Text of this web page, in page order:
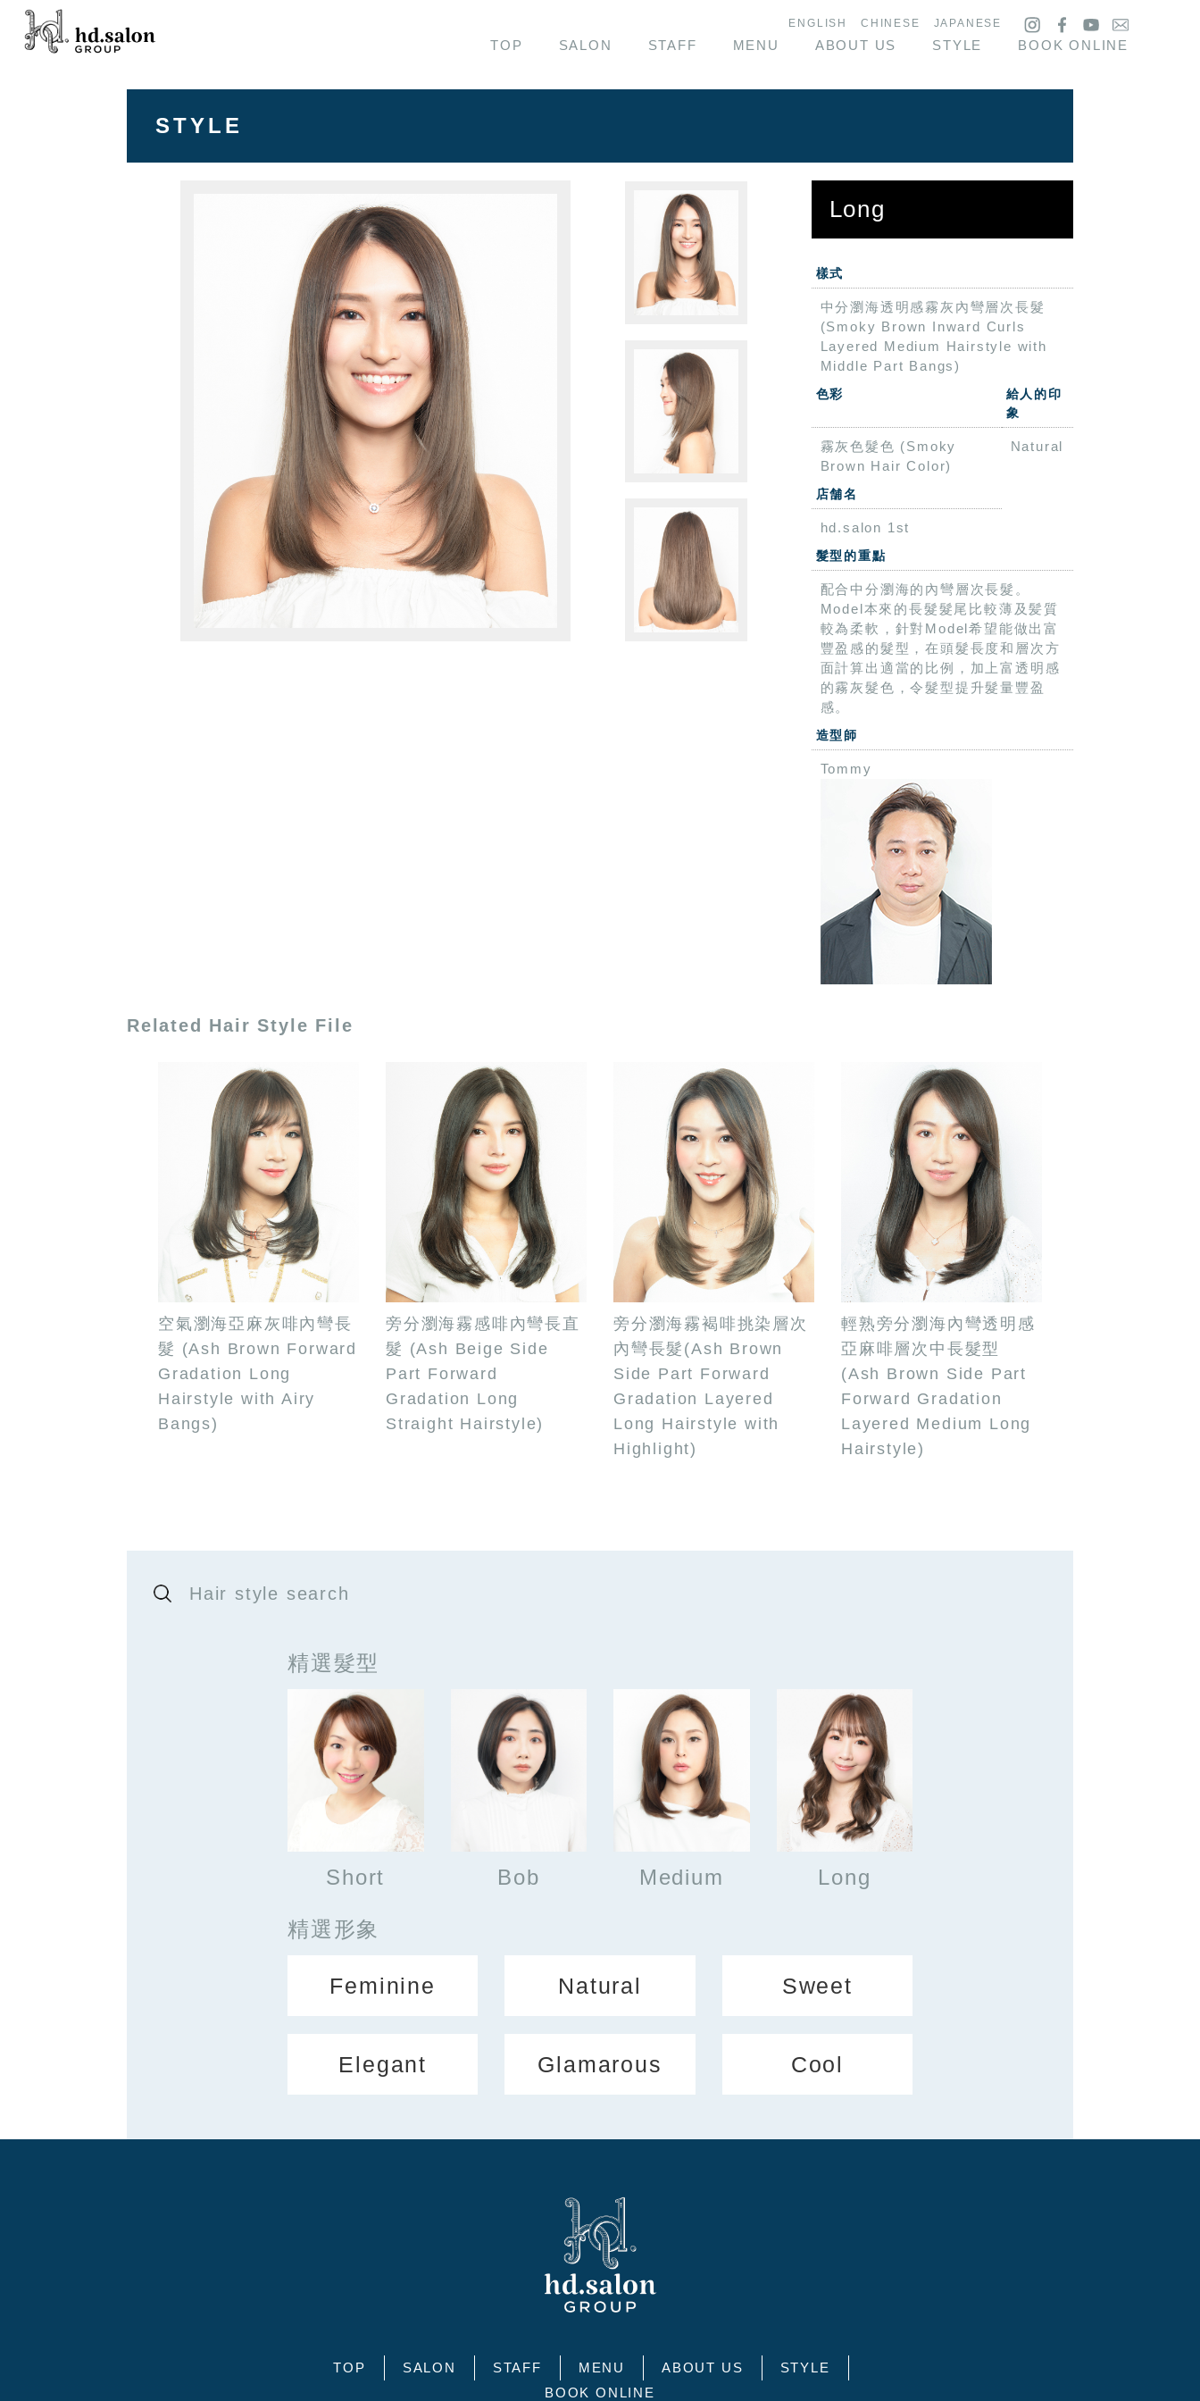
ENGLISH CHINESE JAPANESE
TOP SALON STAFF MENU ABOUT US STYLE BOOK ONLINE
STYLE
Long
樣式
中分瀏海透明感霧灰內彎層次長髮
(Smoky Brown Inward Curls
Layered Medium Hairstyle with
Middle Part Bangs)
色彩
給人的印
象
霧灰色髮色 (Smoky
Brown Hair Color)
Natural
店舗名
hd.salon 1st
髮型的重點
配合中分瀏海的內彎層次長髮。
Model本來的長髮髮尾比較薄及髪質
較為柔軟，針對Model希望能做出富
豐盈感的髮型，在頭髮長度和層次方
面計算出適當的比例，加上富透明感
的霧灰髮色，令髮型提升髮量豐盈
感。
造型師
Tommy
Related Hair Style File
空氣瀏海亞麻灰啡內彎長
髮 (Ash Brown Forward
Gradation Long
Hairstyle with Airy
Bangs)
旁分瀏海霧感啡內彎長直
髮 (Ash Beige Side
Part Forward
Gradation Long
Straight Hairstyle)
旁分瀏海霧褐啡挑染層次
內彎長髮(Ash Brown
Side Part Forward
Gradation Layered
Long Hairstyle with
Highlight)
輕熟旁分瀏海內彎透明感
亞麻啡層次中長髮型
(Ash Brown Side Part
Forward Gradation
Layered Medium Long
Hairstyle)
Hair style search
精選髮型
Short Bob Medium Long
精選形象
Feminine Natural Sweet
Elegant Glamarous Cool
TOP SALON STAFF MENU ABOUT US
STYLE
BOOK ONLINE